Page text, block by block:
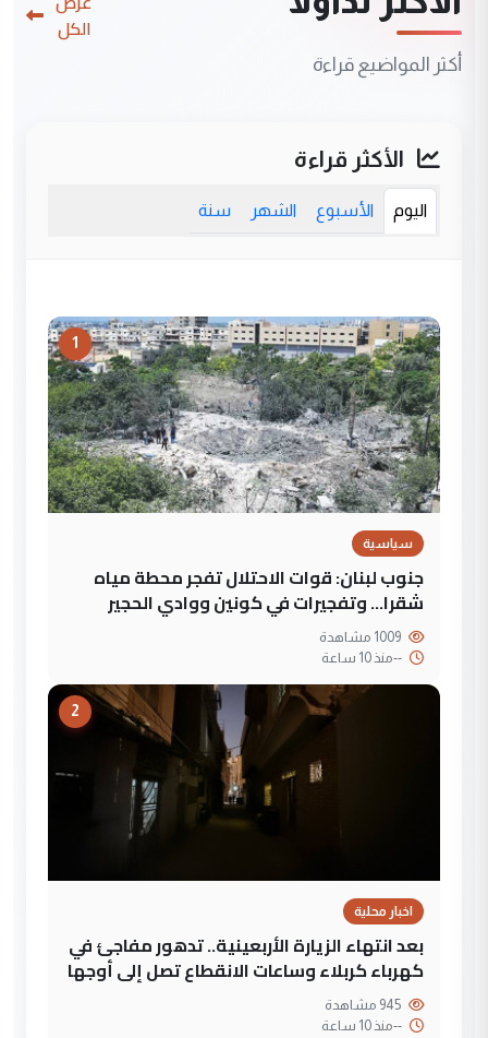
أكثر المواضيع قراءة
الكل
الأكثر قراءة
اليوم الأسبوع الشهر سنة
1
سياسية
جنوب لبنان: قوات الاحتلال تفجر محطة مياه
شقرا… وتفجيرات في كونين ووادي الحجير
--منذ 10 ساعة
2
اخبار محلية
بعد انتهاء الزيارة الأربعينية.. تدهور مفاجئ في
كهرباء كربلاء وساعات الانقطاع تصل إلى أوجها
--منذ 10 ساعة